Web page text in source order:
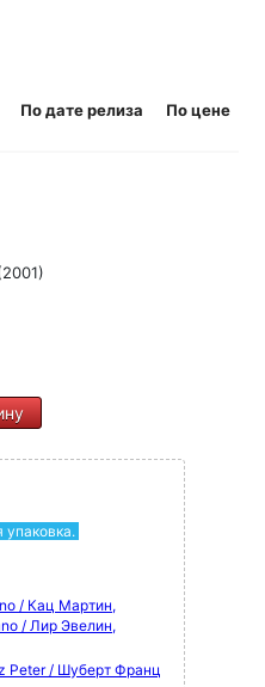
По дате релиза По цене
упаковка.
/ Кац Мартин,
/ Лир Эвелин,
Peter / Шуберт Франц